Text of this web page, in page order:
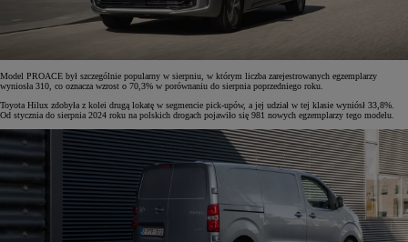
Model PROACE był szczególnie popularny w sierpniu, w którym liczba zarejestrowanych egzemplarzy
wyniosła 310, co oznacza wzrost o 70,3% w porównaniu do sierpnia poprzedniego roku.
Toyota Hilux zdobyła z kolei drugą lokatę w segmencie pick-upów, a jej udział w tej klasie wyniósł 33,8%.
Od stycznia do sierpnia 2024 roku na polskich drogach pojawiło się 981 nowych egzemplarzy tego modelu.